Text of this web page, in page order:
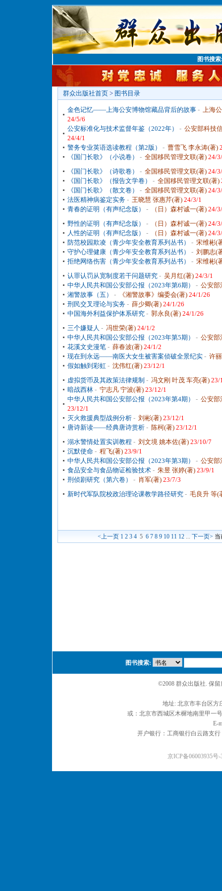
图书搜
群众出版社首页 > 图书目录
金色记忆——上海公安博物馆藏品背后的故事 - 上海
24/5/6
公安标准化与技术监督年鉴（2022年）
- 公安部科技
24/4/1
警务专业英语选读教程（第2版）
- 曹雪飞 李永涛(著)
《国门长歌》（小说卷）
- 全国移民管理文联(著) 24/
《国门长歌》（诗歌卷）
- 全国移民管理文联(著) 24/
《国门长歌》（报告文学卷）
- 全国移民管理文联(著)
《国门长歌》（散文卷）
- 全国移民管理文联(著) 24/
法医精神病鉴定实务 - 王晓慧 张惠芹(著) 24/3/1
青春的证明（有声纪念版）
- （日）森村诚一(著) 24/
野性的证明（有声纪念版）
- （日）森村诚一(著) 24/
人性的证明（有声纪念版）
- （日）森村诚一(著) 24/
防范校园欺凌（青少年安全教育系列丛书）
- 宋维彬(
守护心理健康（青少年安全教育系列丛书）
- 刘鹏志(
拒绝网络伤害（青少年安全教育系列丛书）
- 宋维彬(
认罪认罚从宽制度若干问题研究 - 吴月红(著) 24/3/1
中华人民共和国公安部公报（2023年第6期）
- 公安部
湘警故事（五）
- 《湘警故事》编委会(著) 24/1/26
刑民交叉理论与实务 - 薛少卿(著) 24/1/26
中国海外利益保护体系研究 - 郭永良(著) 24/1/26
三个嫌疑人 - 冯世荣(著) 24/1/2
中华人民共和国公安部公报（2023年第5期）
- 公安部
花溪文史漫笔 - 薛春波(著) 24/1/2
现在到永远——南医大女生被害案侦破全景纪实 - 许
假如触到彩虹 - 沈伟红(著) 23/12/1
虚拟货币及其政策法律规制 - 冯文刚 叶茂 车亮(著) 23/
暗战西林 - 宁志凡 宁波(著) 23/12/1
中华人民共和国公安部公报（2023年第4期）
- 公安部
23/12/1
灭火救援典型战例分析 - 刘彬(著) 23/12/1
唐诗新读——经典唐诗赏析 - 陈柯(著) 23/12/1
溺水警情处置实训教程 - 刘文境 姚本佐(著) 23/10/7
沉默使命 - 程飞(著) 23/9/1
中华人民共和国公安部公报（2023年第3期）
- 公安部
食品安全与食品物证检验技术 - 朱昱 张婷(著) 23/9/1
刑侦剧研究（第六卷）
- 肖军(著) 23/7/3
新时代军队院校政治理论课教学路径研究 - 毛良升 等(
<上一页 1 2 3 4 5 6 7 8 9 10 11 12 ... 下一页> 当
图书搜索:
©2008 群众出版社. 保
地址: 北京市丰台区
或：北京市西城区木樨地南里甲一
E-
开户银行：工商银行白云路支
京ICP备06003935号-